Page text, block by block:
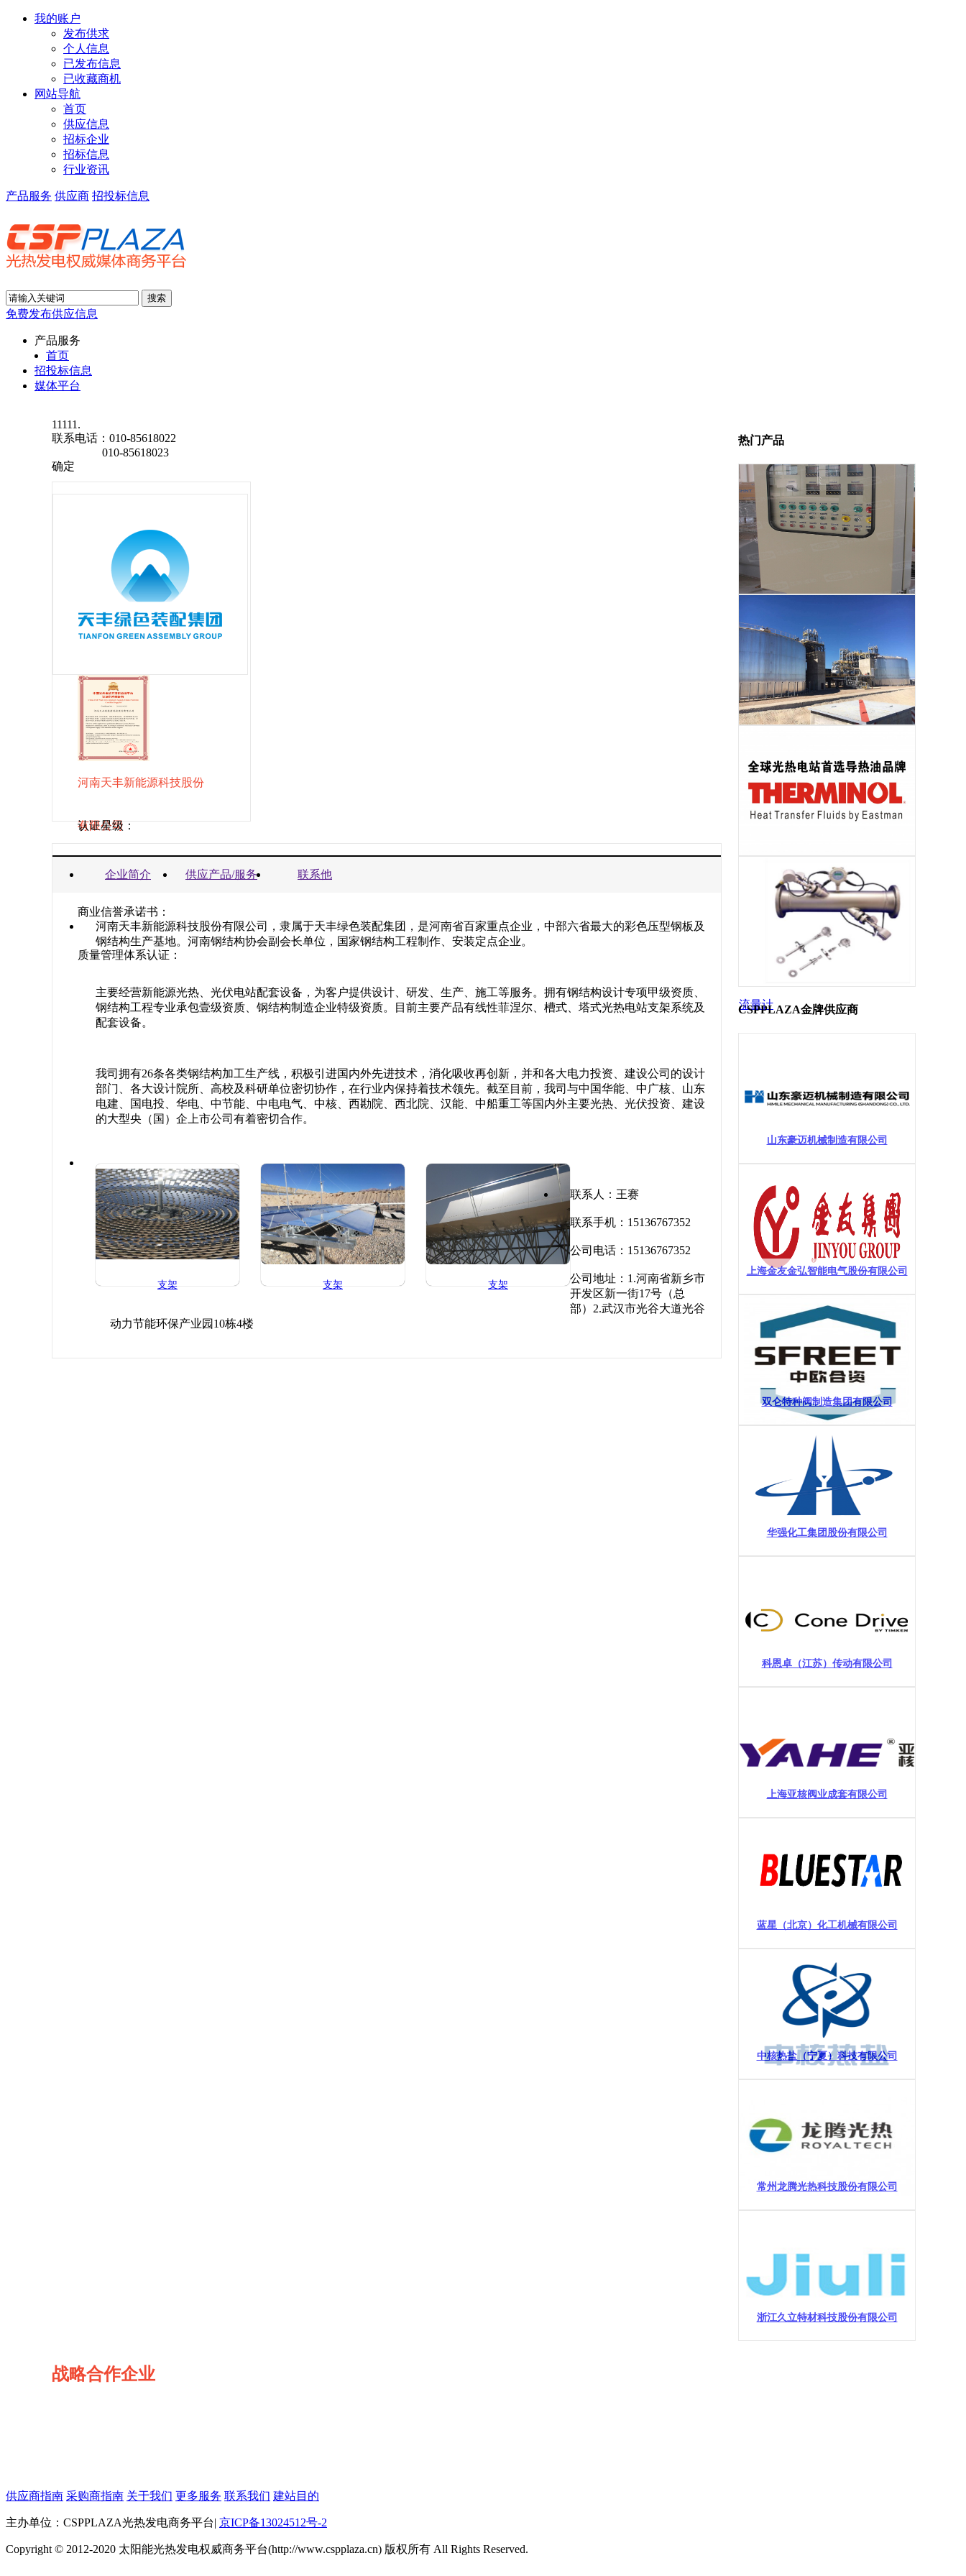
我的账户
发布供求
个人信息
已发布信息
已收藏商机
网站导航
首页
供应信息
招标企业
招标信息
行业资讯
产品服务 供应商 招投标信息
免费发布供应信息
产品服务
首页
招投标信息
媒体平台
热门产品
流量计
CSPPLAZA金牌供应商
山东豪迈机械制造有限公司
上海金友金弘智能电气股份有限公司
双仑特种阀制造集团有限公司
华强化工集团股份有限公司
科恩卓（江苏）传动有限公司
上海亚核阀业成套有限公司
蓝星（北京）化工机械有限公司
中核热盐（宁夏）科技有限公司
常州龙腾光热科技股份有限公司
浙江久立特材科技股份有限公司
11111.
联系电话： 010-85618022
010-85618023
确定
河南天丰新能源科技股份
有限公司
认证星级：
营业执照：
商业信誉承诺书：
质量管理体系认证：
企业简介 供应产品/服务 联系他
河南天丰新能源科技股份有限公司，隶属于天丰绿色装配集团，是河南省百家重点企业，中部六省最大的彩色压型钢板及
钢结构生产基地。河南钢结构协会副会长单位，国家钢结构工程制作、安装定点企业。
主要经营新能源光热、光伏电站配套设备，为客户提供设计、研发、生产、施工等服务。拥有钢结构设计专项甲级资质、
钢结构工程专业承包壹级资质、钢结构制造企业特级资质。目前主要产品有线性菲涅尔、槽式、塔式光热电站支架系统及
配套设备。
我司拥有26条各类钢结构加工生产线，积极引进国内外先进技术，消化吸收再创新，并和各大电力投资、建设公司的设计
部门、各大设计院所、高校及科研单位密切协作，在行业内保持着技术领先。截至目前，我司与中国华能、中广核、山东
电建、国电投、华电、中节能、中电电气、中核、西勘院、西北院、汉能、中船重工等国内外主要光热、光伏投资、建设
的大型央（国）企上市公司有着密切合作。
支架 支架 支架
联系人：王赛
联系手机：15136767352
公司电话：15136767352
公司地址：1.河南省新乡市
开发区新一街17号（总
部）2.武汉市光谷大道光谷
动力节能环保产业园10栋4楼
战略合作企业
供应商指南 采购商指南 关于我们 更多服务 联系我们 建站目的
主办单位：CSPPLAZA光热发电商务平台| 京ICP备13024512号-2
Copyright © 2012-2020 太阳能光热发电权威商务平台(http://www.cspplaza.cn) 版权所有 All Rights Reserved.